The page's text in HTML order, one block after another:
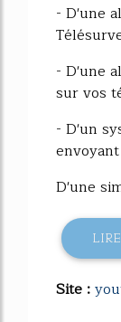
- D'une
- D'une
sur vos
- D'un
D'une
Site :